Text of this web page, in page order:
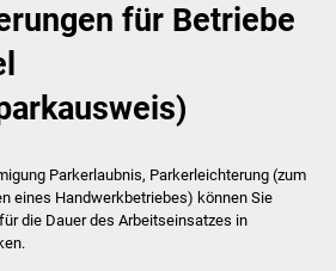
Behördenwegweiser
Veröffentlichungen
für Betriebe
Parkerlaubnis, Parkerleichterung (zum
eines Handwerkbetriebes) können Sie
die Dauer des Arbeitseinsatzes in